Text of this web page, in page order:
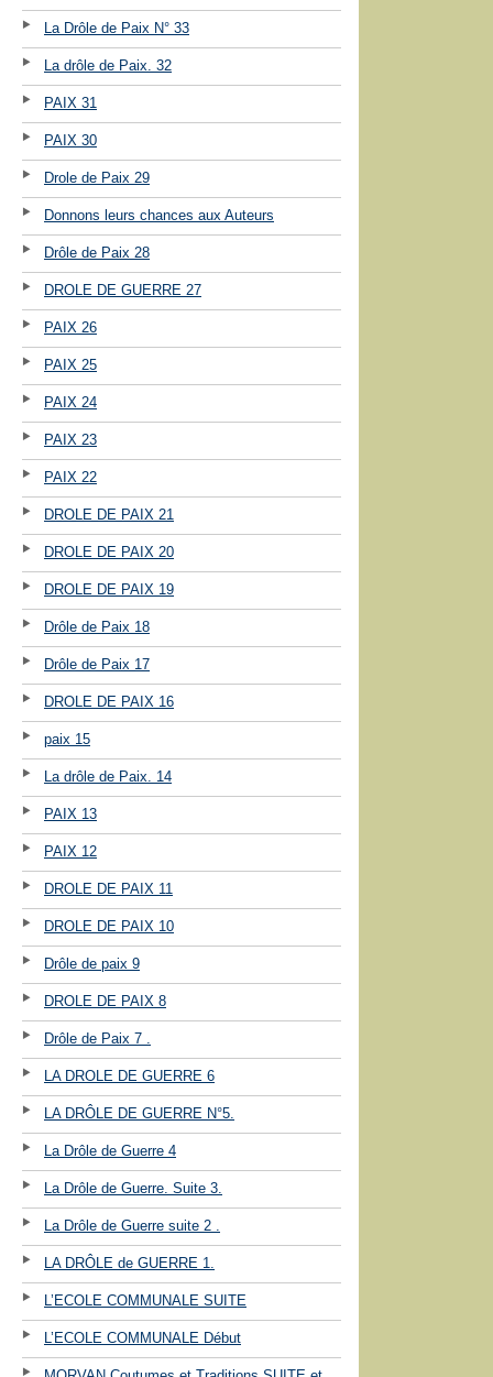
La Drôle de Paix N° 33
La drôle de Paix. 32
PAIX 31
PAIX 30
Drole de Paix 29
Donnons leurs chances aux Auteurs
Drôle de Paix 28
DROLE DE GUERRE 27
PAIX 26
PAIX 25
PAIX 24
PAIX 23
PAIX 22
DROLE DE PAIX 21
DROLE DE PAIX 20
DROLE DE PAIX 19
Drôle de Paix 18
Drôle de Paix 17
DROLE DE PAIX 16
paix 15
La drôle de Paix. 14
PAIX 13
PAIX 12
DROLE DE PAIX 11
DROLE DE PAIX 10
Drôle de paix 9
DROLE DE PAIX 8
Drôle de Paix 7 .
LA DROLE DE GUERRE 6
LA DRÔLE DE GUERRE N°5.
La Drôle de Guerre 4
La Drôle de Guerre. Suite 3.
La Drôle de Guerre suite 2 .
LA DRÔLE de GUERRE 1.
L’ECOLE COMMUNALE SUITE
L’ECOLE COMMUNALE Début